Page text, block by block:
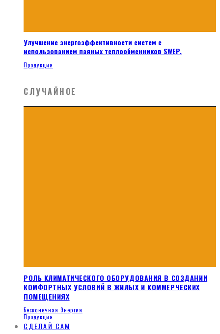
Улучшение энергоэффективности систем с
использованием паяных теплообменников SWEP.
Продукция
СЛУЧАЙНОЕ
РОЛЬ КЛИМАТИЧЕСКОГО ОБОРУДОВАНИЯ В СОЗДАНИИ
КОМФОРТНЫХ УСЛОВИЙ В ЖИЛЫХ И КОММЕРЧЕСКИХ
ПОМЕЩЕНИЯХ
Бесконечная Энергия
Продукция
СДЕЛАЙ САМ